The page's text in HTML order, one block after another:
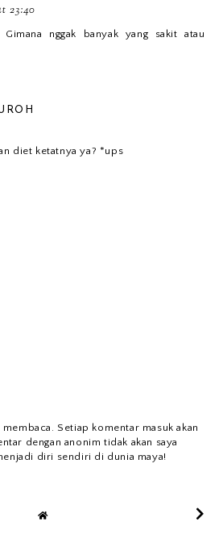
23:40
nggak banyak yang sakit atau
diet ketatnya ya? *ups
Setiap komentar masuk akan
dengan anonim tidak akan saya
diri sendiri di dunia maya!